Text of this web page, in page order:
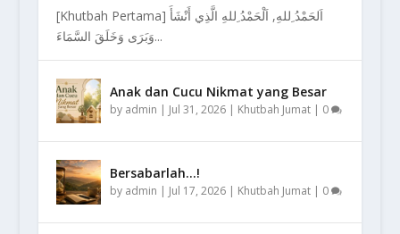
[Khutbah Pertama] اَلحَمْدُ ِللهِ, اَلْحَمْدُ ِللهِ الَّذِي أَنْشَأَ
وَبَرَى وَخَلَقَ السَّمَاءَ...
Anak dan Cucu Nikmat yang Besar
by admin | Jul 31, 2026| Khutbah Jumat| 0
Bersabarlah…!
by admin | Jul 17, 2026| Khutbah Jumat| 0